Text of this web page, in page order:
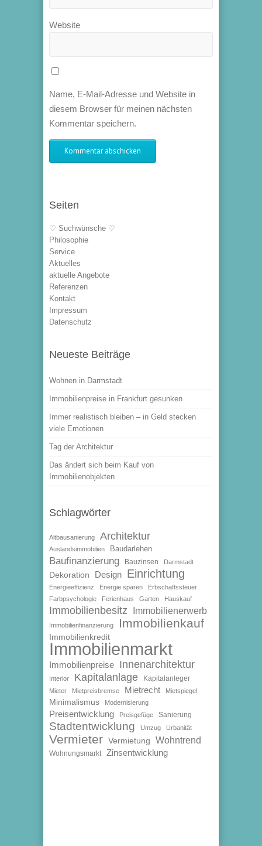
Website
Name, E-Mail-Adresse und Website in
diesem Browser für meinen nächsten
Kommentar speichern.
Seiten
♡ Suchwünsche ♡
Philosophie
Service
Aktuelles
aktuelle Angebote
Referenzen
Kontakt
Impressum
Datenschutz
Neueste Beiträge
Wohnen in Darmstadt
Immobilienpreise in Frankfurt gesunken
Immer realistisch bleiben – in Geld stecken
viele Emotionen
Tag der Architektur
Das ändert sich beim Kauf von
Immobilienobjekten
Schlagwörter
Altbausanierung Architektur
Auslandsimmobilien Baudarlehen
Baufinanzierung Bauzinsen Darmstadt
Dekoration Design Einrichtung
Energieeffizienz Energie sparen
Erbschaftssteuer
Farbpsychologie
Ferienhaus Garten Hauskauf
Immobilienbesitz Immobilienerwerb
Immobilienfinanzierung Immobilienkauf
Immobilienkredit
Immobilienmarkt
Immobilienpreise Innenarchitektur
Interior Kapitalanlage Kapitalanleger
Mieter Mietpreisbremse Mietrecht Mietspiegel
Minimalismus Modernisierung
Preisentwicklung Preisgefüge Sanierung
Stadtentwicklung Umzug Urbanität
Vermieter Vermietung Wohntrend
Wohnungsmarkt Zinsentwicklung